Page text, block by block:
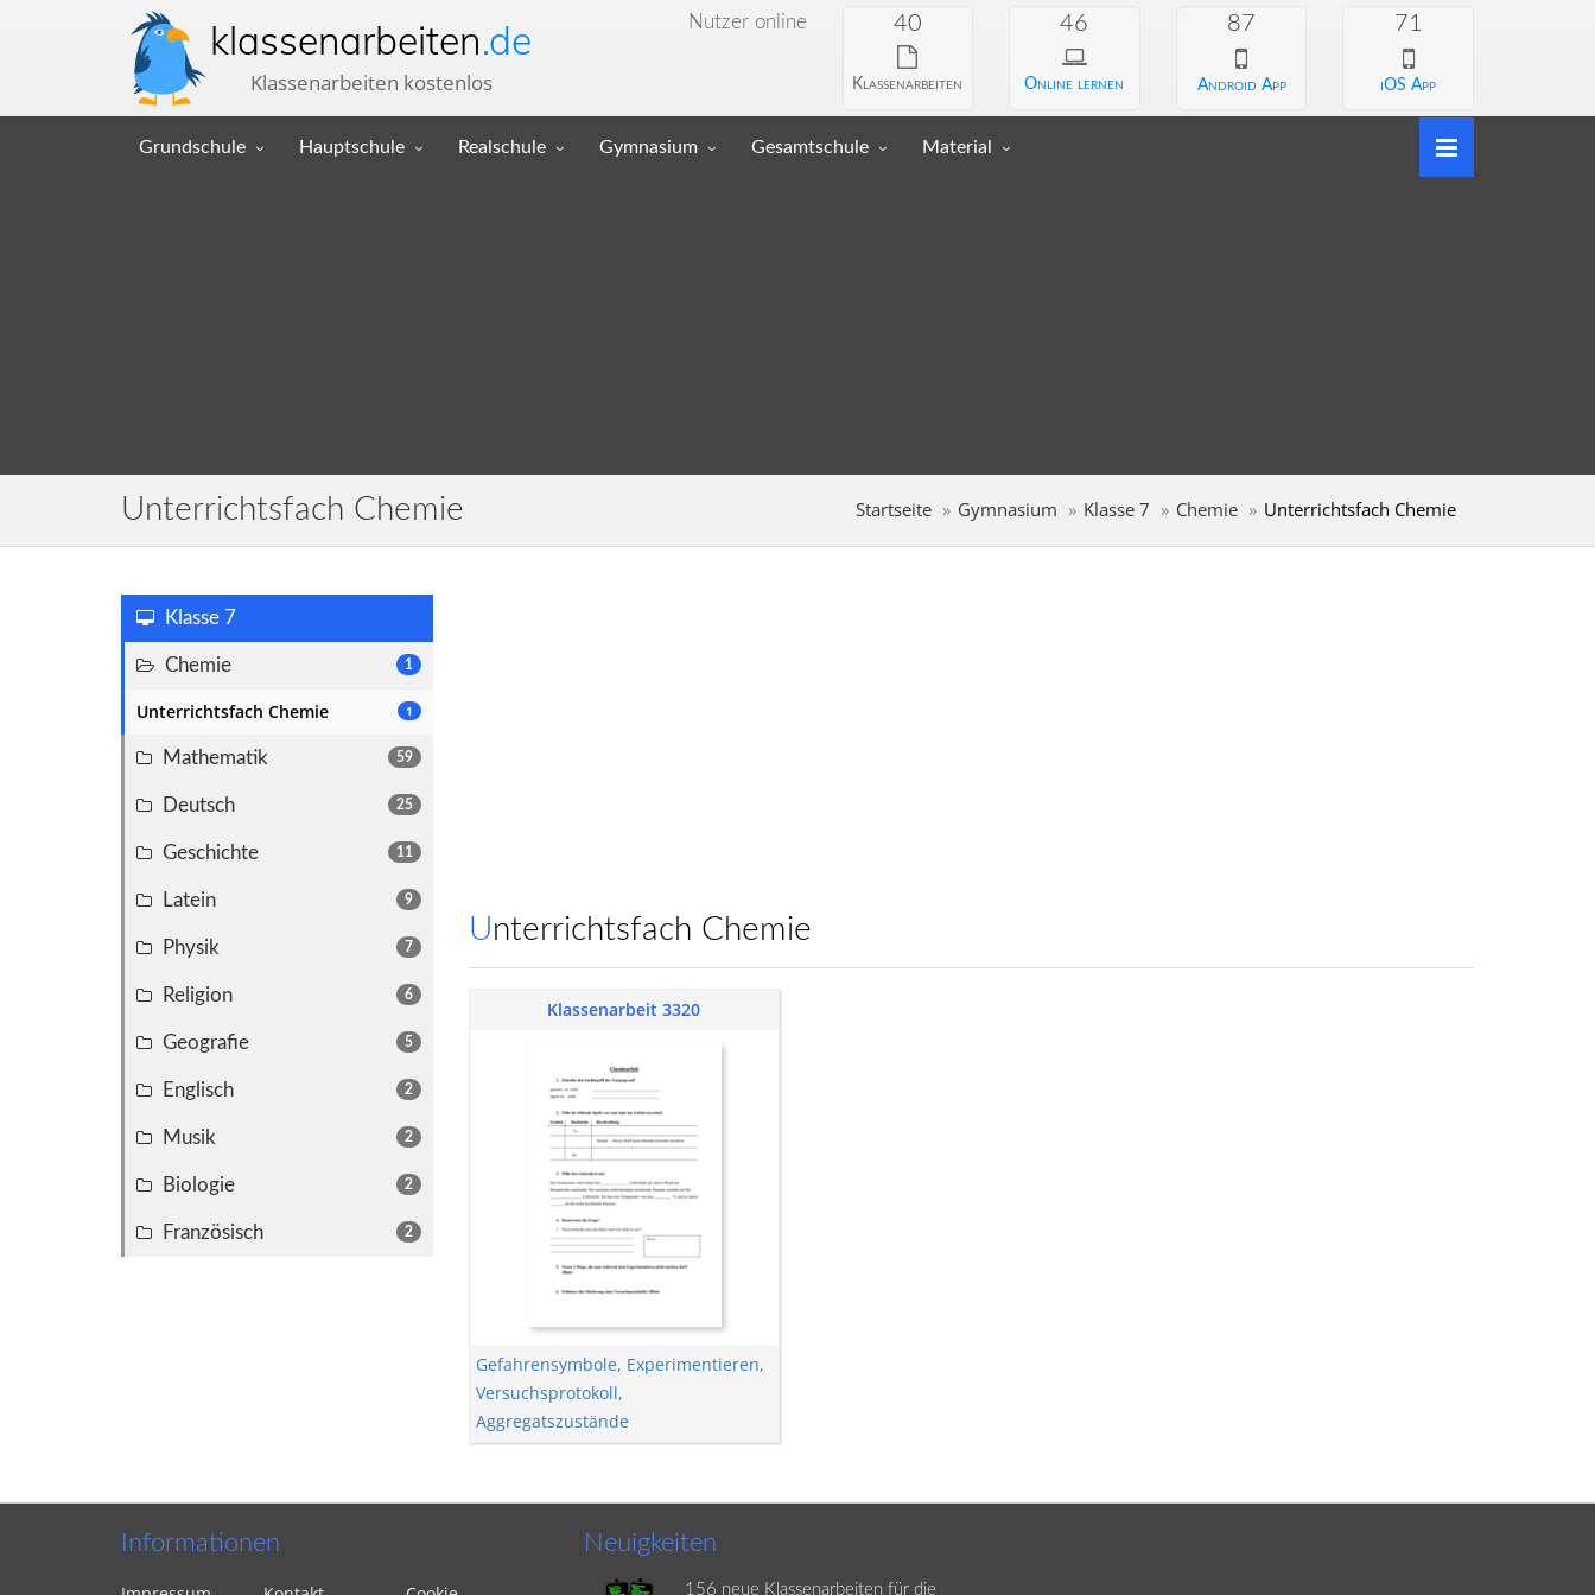
klassenarbeiten.de
Klassenarbeiten kostenlos
Nutzer online 40
Klassenarbeiten
46
Online lernen
87
Android App
71
iOS App
Grundschule Hauptschule Realschule Gymnasium Gesamtschule Material
Unterrichtsfach Chemie Startseite Gymnasium Klasse 7 Chemie Unterrichtsfach Chemie
Klasse 7
1
Chemie
1
Unterrichtsfach Chemie
59
Mathematik
25
Deutsch
11
Geschichte
9
Latein
7
Physik
6
Religion
5
Geografie
2
Englisch
2
Musik
2
Biologie
2
Französisch
Unterrichtsfach Chemie
Klassenarbeit 3320
Gefahrensymbole, Experimentieren,
Versuchsprotokoll,
Aggregatszustände
Informationen Neuigkeiten
156 neue Klassenarbeiten für die